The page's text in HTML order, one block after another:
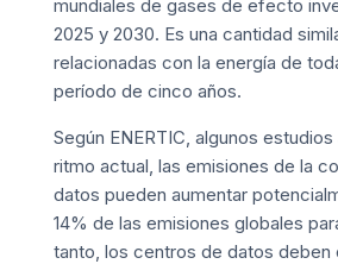
mundiales de gases de efecto
2025 y 2030. Es una cantidad
relacionadas con la energía de
período de cinco años.
Según ENERTIC, algunos
ritmo actual, las emisiones de la
datos pueden aumentar
14% de las emisiones globales
tanto, los centros de datos deben